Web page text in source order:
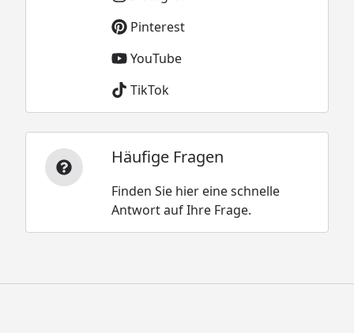
Pinterest
YouTube
TikTok
Häufige Fragen
Finden Sie hier eine schnelle
Antwort auf Ihre Frage.